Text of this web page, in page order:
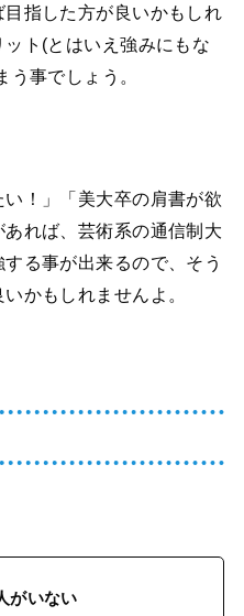
指した方が良いかもしれ
ト(とはいえ強みにもな
う事でしょう。
！」「美大卒の肩書が欲
れば、芸術系の通信制大
る事が出来るので、そう
かもしれませんよ。
がいない